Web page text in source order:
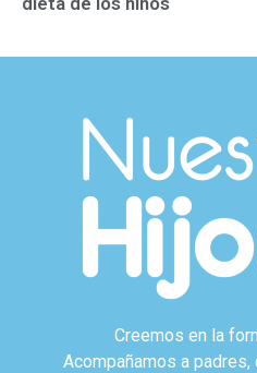
Creemos en la
Acompañamos a